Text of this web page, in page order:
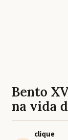
Bento
na vida
clique